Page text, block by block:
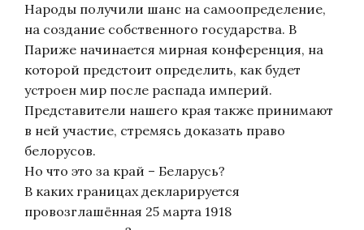
Народы получили шанс на самоопределение,
на создание собственного государства. В
Париже начинается мирная конференция, на
которой предстоит определить, как будет
устроен мир после распада империй.
Представители нашего края также принимают
в ней участие, стремясь доказать право
белорусов.
Но что это за край – Беларусь?
В каких границах декларируется
провозглашённая 25 марта 1918